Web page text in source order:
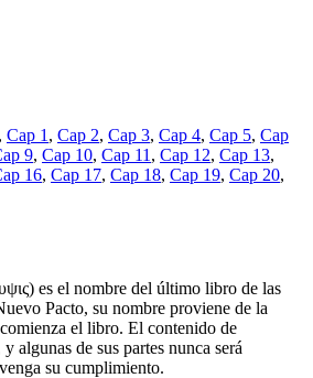
, Cap 1 , Cap 2, Cap 3, Cap 4, Cap 5, Cap
9, Cap 10, Cap 11 , Cap 12, Cap 13,
16, Cap 17, Cap 18, Cap 19, Cap 20,
es el nombre del último libro de las
Pacto, su nombre proviene de la
el libro. El contenido de
algunas de sus partes nunca será
su cumplimiento.